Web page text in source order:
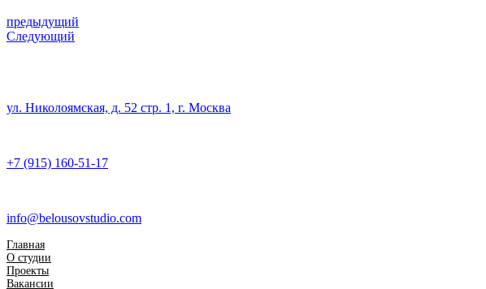
предыдущий
Следующий
ул. Николоямская, д. 52 стр. 1, г. Москва
+7 (915) 160-51-17
info@belousovstudio.com
Главная
О студии
Проекты
Вакансии